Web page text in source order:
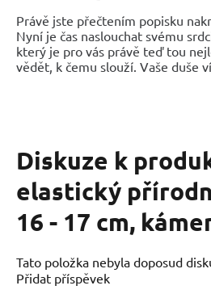
Právě jste přečtením popisku
Nyní je čas naslouchat svému
který je pro vás právě teď tou
vědět, k čemu slouží. Vaše duše ví.
Diskuze k
elastický
16 - 17 cm,
Tato položka nebyla doposud
Přidat příspěvek